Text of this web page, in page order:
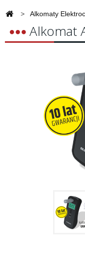
> Alkomaty
Alkomat